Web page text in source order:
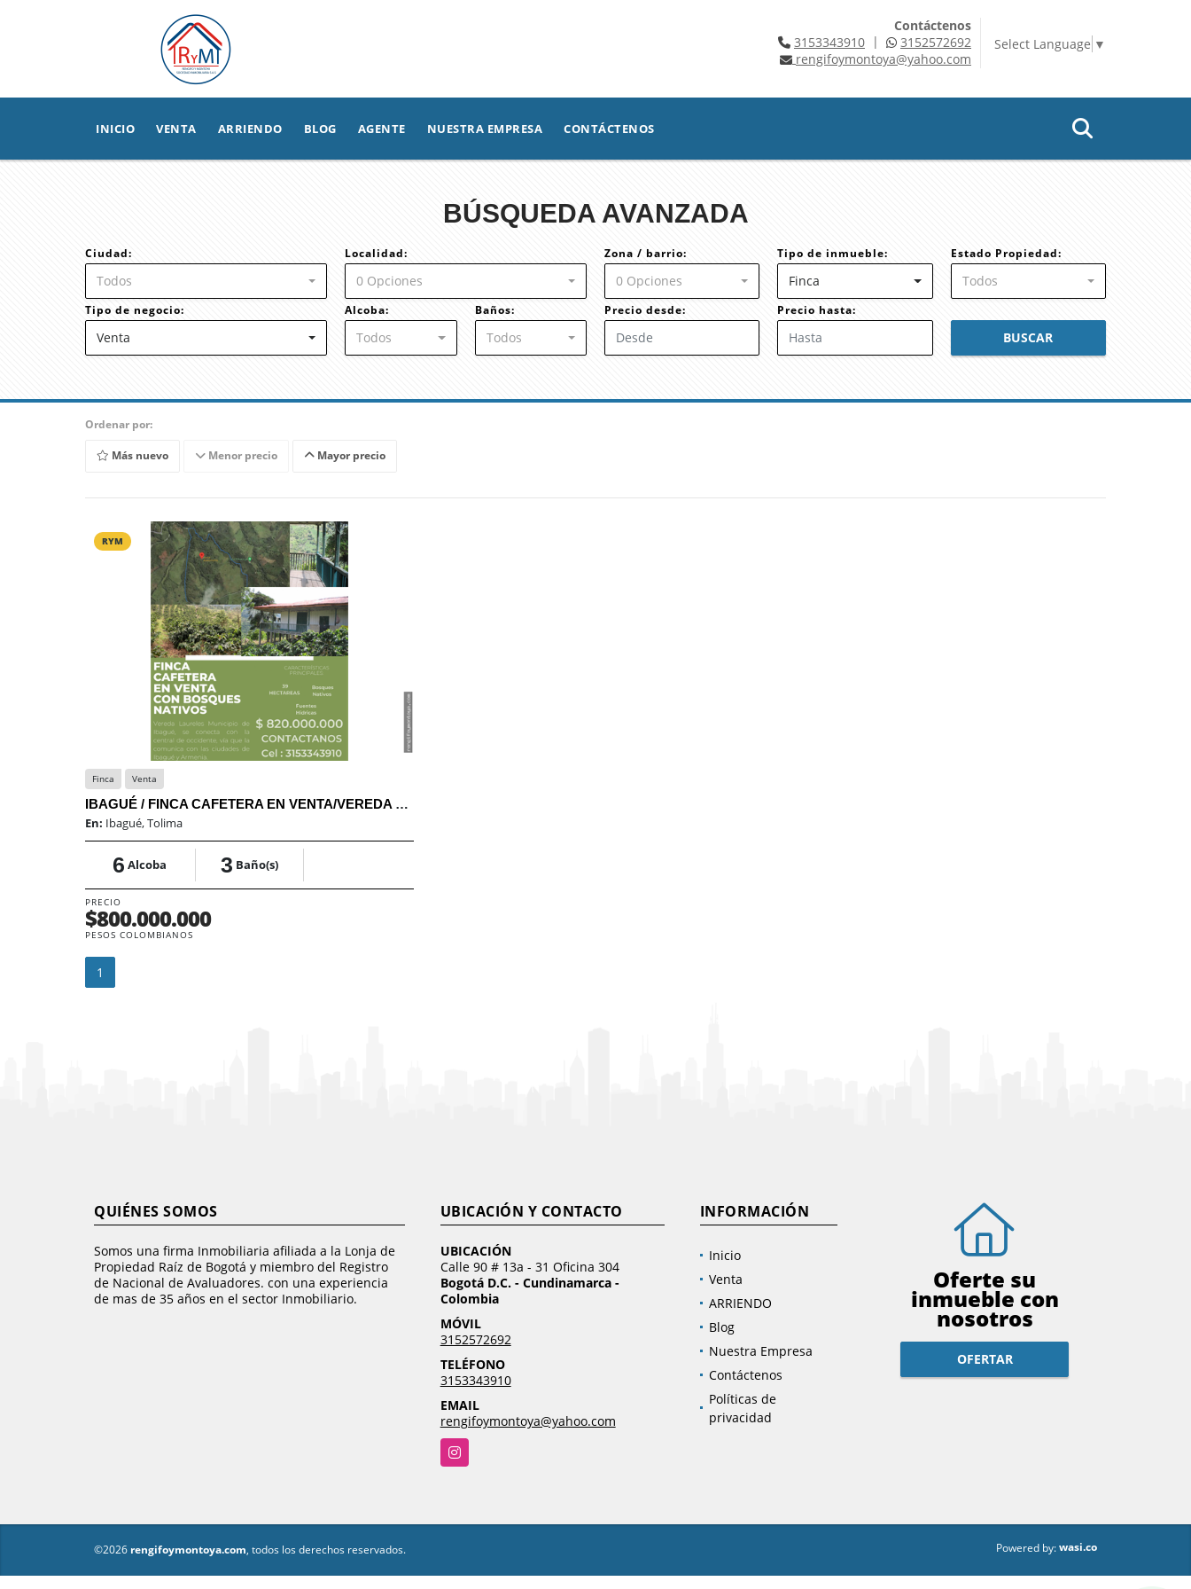
Contáctenos
3153343910|
3152572692
rengifoymontoya@yahoo.com
Select Language ▼
INICIO VENTA ARRIENDO BLOG AGENTE NUESTRA EMPRESA CONTÁCTENOS
BÚSQUEDA AVANZADA
Ciudad:
Todos
Localidad:
0 Opciones
Zona / barrio:
0 Opciones
Tipo de inmueble:
Finca
Estado Propiedad:
Todos
Tipo de negocio:
Venta
Alcoba:
Todos
Baños:
Todos
Precio desde: Precio hasta:
BUSCAR
Ordenar por:
Más nuevo Menor precio Mayor precio
RYM
Finca Venta
IBAGUÉ / FINCA CAFETERA EN VENTA/VEREDA LAURELES/COCORA
En: Ibagué, Tolima
6 Alcoba 3 Baño(s)
PRECIO
$800.000.000
PESOS COLOMBIANOS
1
QUIÉNES SOMOS
Somos una firma Inmobiliaria afiliada a la Lonja de
Propiedad Raíz de Bogotá y miembro del Registro
de Nacional de Avaluadores. con una experiencia
de mas de 35 años en el sector Inmobiliario.
UBICACIÓN Y CONTACTO
UBICACIÓN
Calle 90 # 13a - 31 Oficina 304
Bogotá D.C. - Cundinamarca -
Colombia
MÓVIL
3152572692
TELÉFONO
3153343910
EMAIL
rengifoymontoya@yahoo.com
Instagram
INFORMACIÓN
Inicio
Venta
ARRIENDO
Blog
Nuestra Empresa
Contáctenos
Políticas de
privacidad
Oferte su
inmueble con
nosotros
OFERTAR
©2026 rengifoymontoya.com, todos los derechos reservados. Powered by:wasi.co